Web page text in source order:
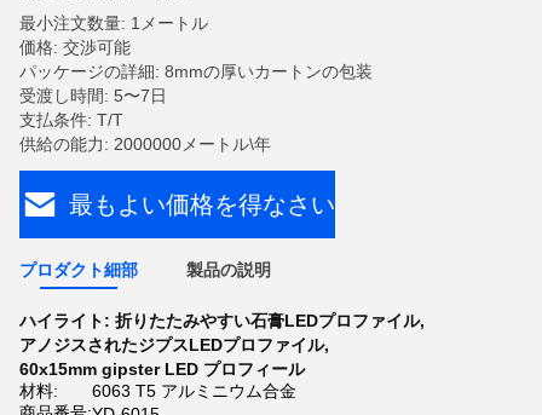
最小注文数量: 1メートル
価格: 交渉可能
パッケージの詳細: 8mmの厚いカートンの包装
受渡し時間: 5〜7日
支払条件: T/T
供給の能力: 2000000メートル\年
最もよい価格を得なさい
プロダクト細部 製品の説明
ハイライト: 折りたたみやすい石膏LEDプロファイル,
アノジスされたジプスLEDプロファイル,
60x15mm gipster LED プロフィール
材料:
6063 T5 アルミニウム合金